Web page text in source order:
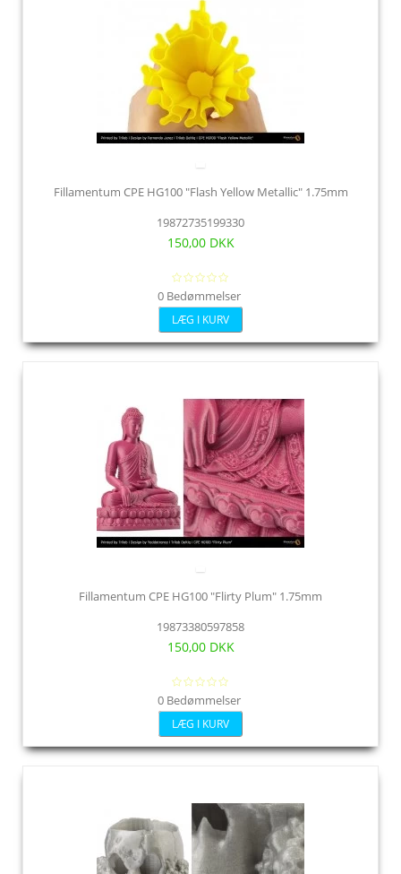
Fillamentum CPE HG100 "Flash Yellow Metallic" 1.75mm
19872735199330
150,00 DKK
0 Bedømmelser
LÆG I KURV
Fillamentum CPE HG100 "Flirty Plum" 1.75mm
19873380597858
150,00 DKK
0 Bedømmelser
LÆG I KURV